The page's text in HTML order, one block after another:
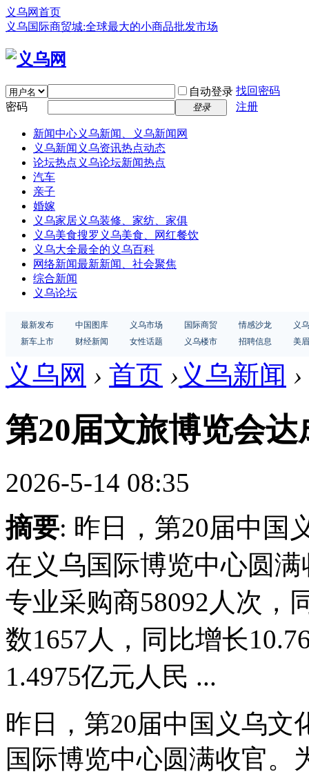
义乌网首页
义乌国际商贸城:全球最大的小商品批发市场
自动登录 找回密码
密码
登录 注册
新闻中心义乌新闻、义乌新闻网
义乌新闻 义乌资讯热点动态
论坛热点 义乌论坛新闻热点
汽车
亲子
婚嫁
义乌家居义乌装修、家纺、家俱
义乌美食搜罗义乌美食、网红餐饮
义乌大全最全的义乌百科
网络新闻最新新闻、社会聚焦
综合新闻
义乌论坛
最新发布 中国图库 义乌市场 国际商贸 情感沙龙
义
新车上市
财经新闻 女性话题 义乌楼市 招聘信息 美
义乌网 › 首页 › 义乌新闻 ›
第20届文旅博览会
2026-5-14 08:35
摘要: 昨日，第20届中国
在义乌国际博览中心圆
专业采购商58092人次，
数1657人，同比增长
1.4975亿元人民 ...
昨日，第20届中国义乌文
国际博览中心圆满收官。